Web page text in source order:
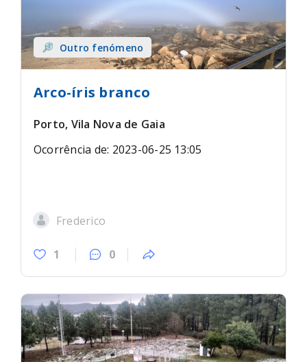
Outro fenómeno
Arco-íris branco
Porto, Vila Nova de Gaia
Ocorrência de: 2023-06-25 13:05
Frederico
1 0